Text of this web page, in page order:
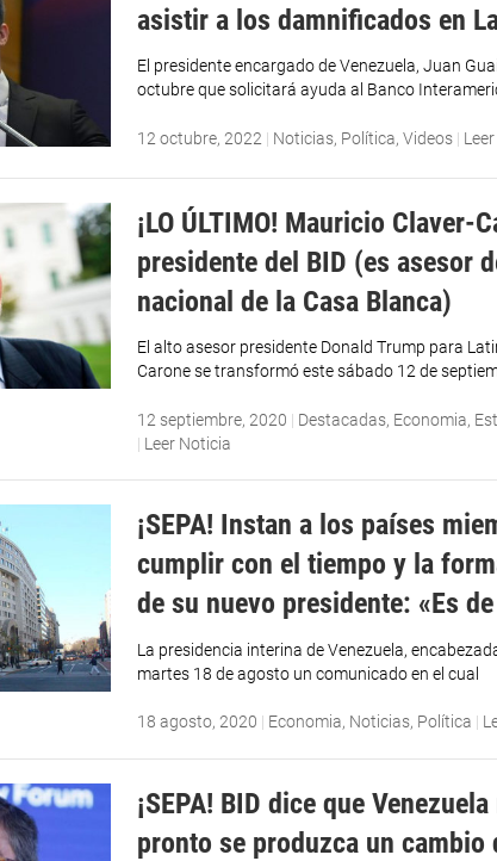
asistir a los damnificados en
El presidente encargado de Venezuela, Juan
octubre que solicitará ayuda al Banco
12 octubre, 2022 | Noticias, Política,Videos |
¡LO ÚLTIMO! Mauricio Claver-
presidente del BID (es asesor
nacional de la Casa Blanca)
El alto asesor presidente Donald Trump para
Carone se transformó este sábado 12 de
12 septiembre, 2020 | Destacadas, Economia,
| Leer Noticia
¡SEPA! Instan a los países
cumplir con el tiempo y la
de su nuevo presidente: «Es
La presidencia interina de Venezuela,
martes 18 de agosto un comunicado en el cual
18 agosto, 2020 | Economia, Noticias, Política |
¡SEPA! BID dice que
pronto se produzca un cambio